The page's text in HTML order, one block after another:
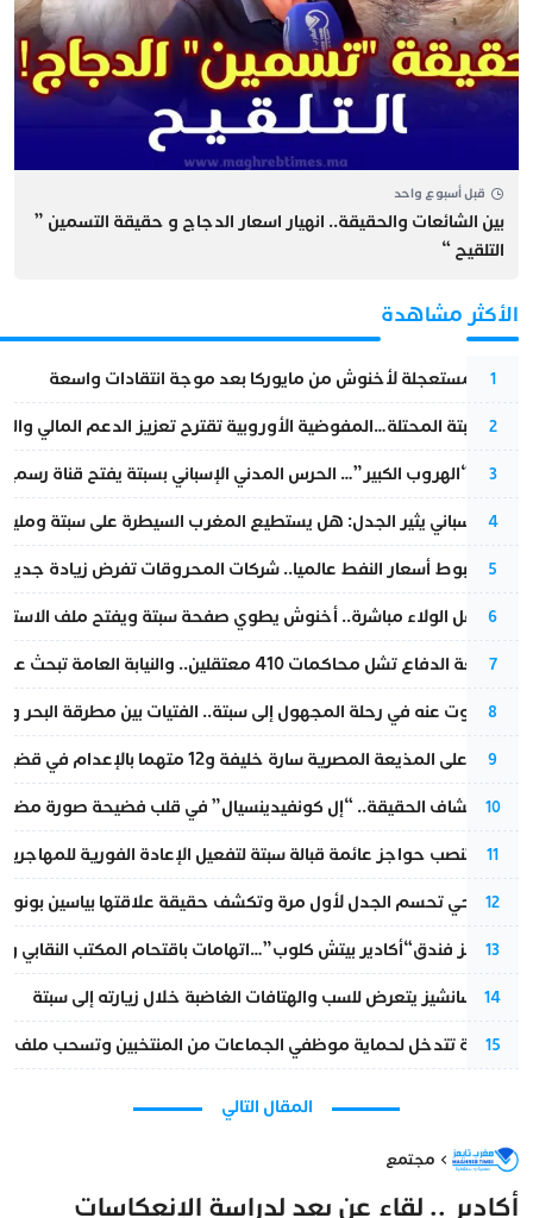
قبل أسبوع واحد
بين الشائعات والحقيقة.. انهيار اسعار الدجاج و حقيقة التسمين ”
التلقيح “
الأكثر مشاهدة
1
عودة مستعجلة لأخنوش من مايوركا بعد موجة انتقادات واسعة
2
أزمة سبتة المحتلة…المفوضية الأوروبية تقترح تعزيز الدعم المالي
3
عملية “الهروب الكبير”… الحرس المدني الإسباني بسبتة يفتح قناة
4
تقرير إسباني يثير الجدل: هل يستطيع المغرب السيطرة على سبتة
5
رغم هبوط أسعار النفط عالميا.. شركات المحروقات تفرض زيادة
6
بعد حفل الولاء مباشرة.. أخنوش يطوي صفحة سبتة ويفتح ملف
7
مقاطعة الدفاع تشل محاكمات 410 معتقلين.. والنيابة العامة تبحث عن حل قانوني
8
المسكوت عنه في رحلة المجهول إلى سبتة.. الفتيات بين مطرقة البحر
9
الحكم على المذيعة المصرية سارة خليفة و12 متهما بالإعدام في قضية هزت بلاد الفراعنة
10
بعد انكشاف الحقيقة.. “إل كونفيدينسيال” في قلب فضيحة صورة
11
إسبانيا تنصب حواجز عائمة قبالة سبتة لتفعيل الإعادة الفورية للمهاجرين
12
نورا فتحي تحسم الجدل لأول مرة وتكشف حقيقة علاقتها بياسين بونو
13
أزمة تهز فندق“أكادير بيتش كلوب”…اتهامات باقتحام المكتب النقابي
14
بيدرو سانشيز يتعرض للسب والهتافات الغاضبة خلال زيارته إلى سبتة
15
الداخلية تتدخل لحماية موظفي الجماعات من المنتخبين وتسحب ملف
المقال التالي
مجتمع
أكادير .. لقاء عن بعد لدراسة الإنعكاسات